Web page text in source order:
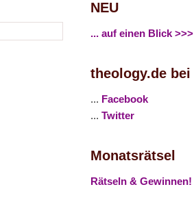
NEU
... auf einen Blick >>>
theology.de bei
... Facebook
... Twitter
Monatsrätsel
Rätseln & Gewinnen!